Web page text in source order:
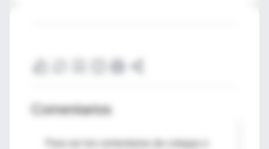
Comentarios
Para ver los comentarios de colegas o